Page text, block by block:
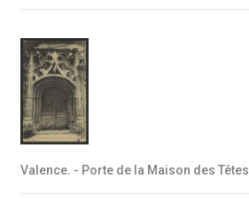
Valence. - Porte de la Maison des Têtes